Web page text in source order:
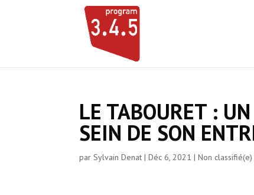
LE TABOURET :
SEIN DE SON
parSylvain Denat |Déc 6, 2021 |Non classifié(e)